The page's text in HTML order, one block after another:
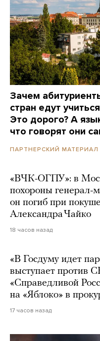
Зачем
стран едут
Это дорого? А
что говорят они
ПАРТНЕРСКИЙ МАТЕРИАЛ
«ВЧК-ОГПУ»: в
похороны генерал-
он погиб при
Александра Чайко
18 часов назад
«В Госдуму идет
выступает против
«Справедливой
на «Яблоко» в
17 часов назад